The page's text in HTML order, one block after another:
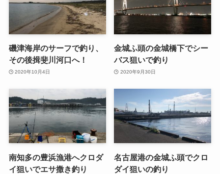
磯津海岸のサーフで釣り、
その後揖斐川河口へ！
2020年10月4日
金城ふ頭の金城橋下でシー
バス狙いで釣り
2020年9月30日
南知多の豊浜漁港へクロダ
イ狙いでエサ撒き釣り
名古屋港の金城ふ頭でクロ
ダイ狙いの釣り